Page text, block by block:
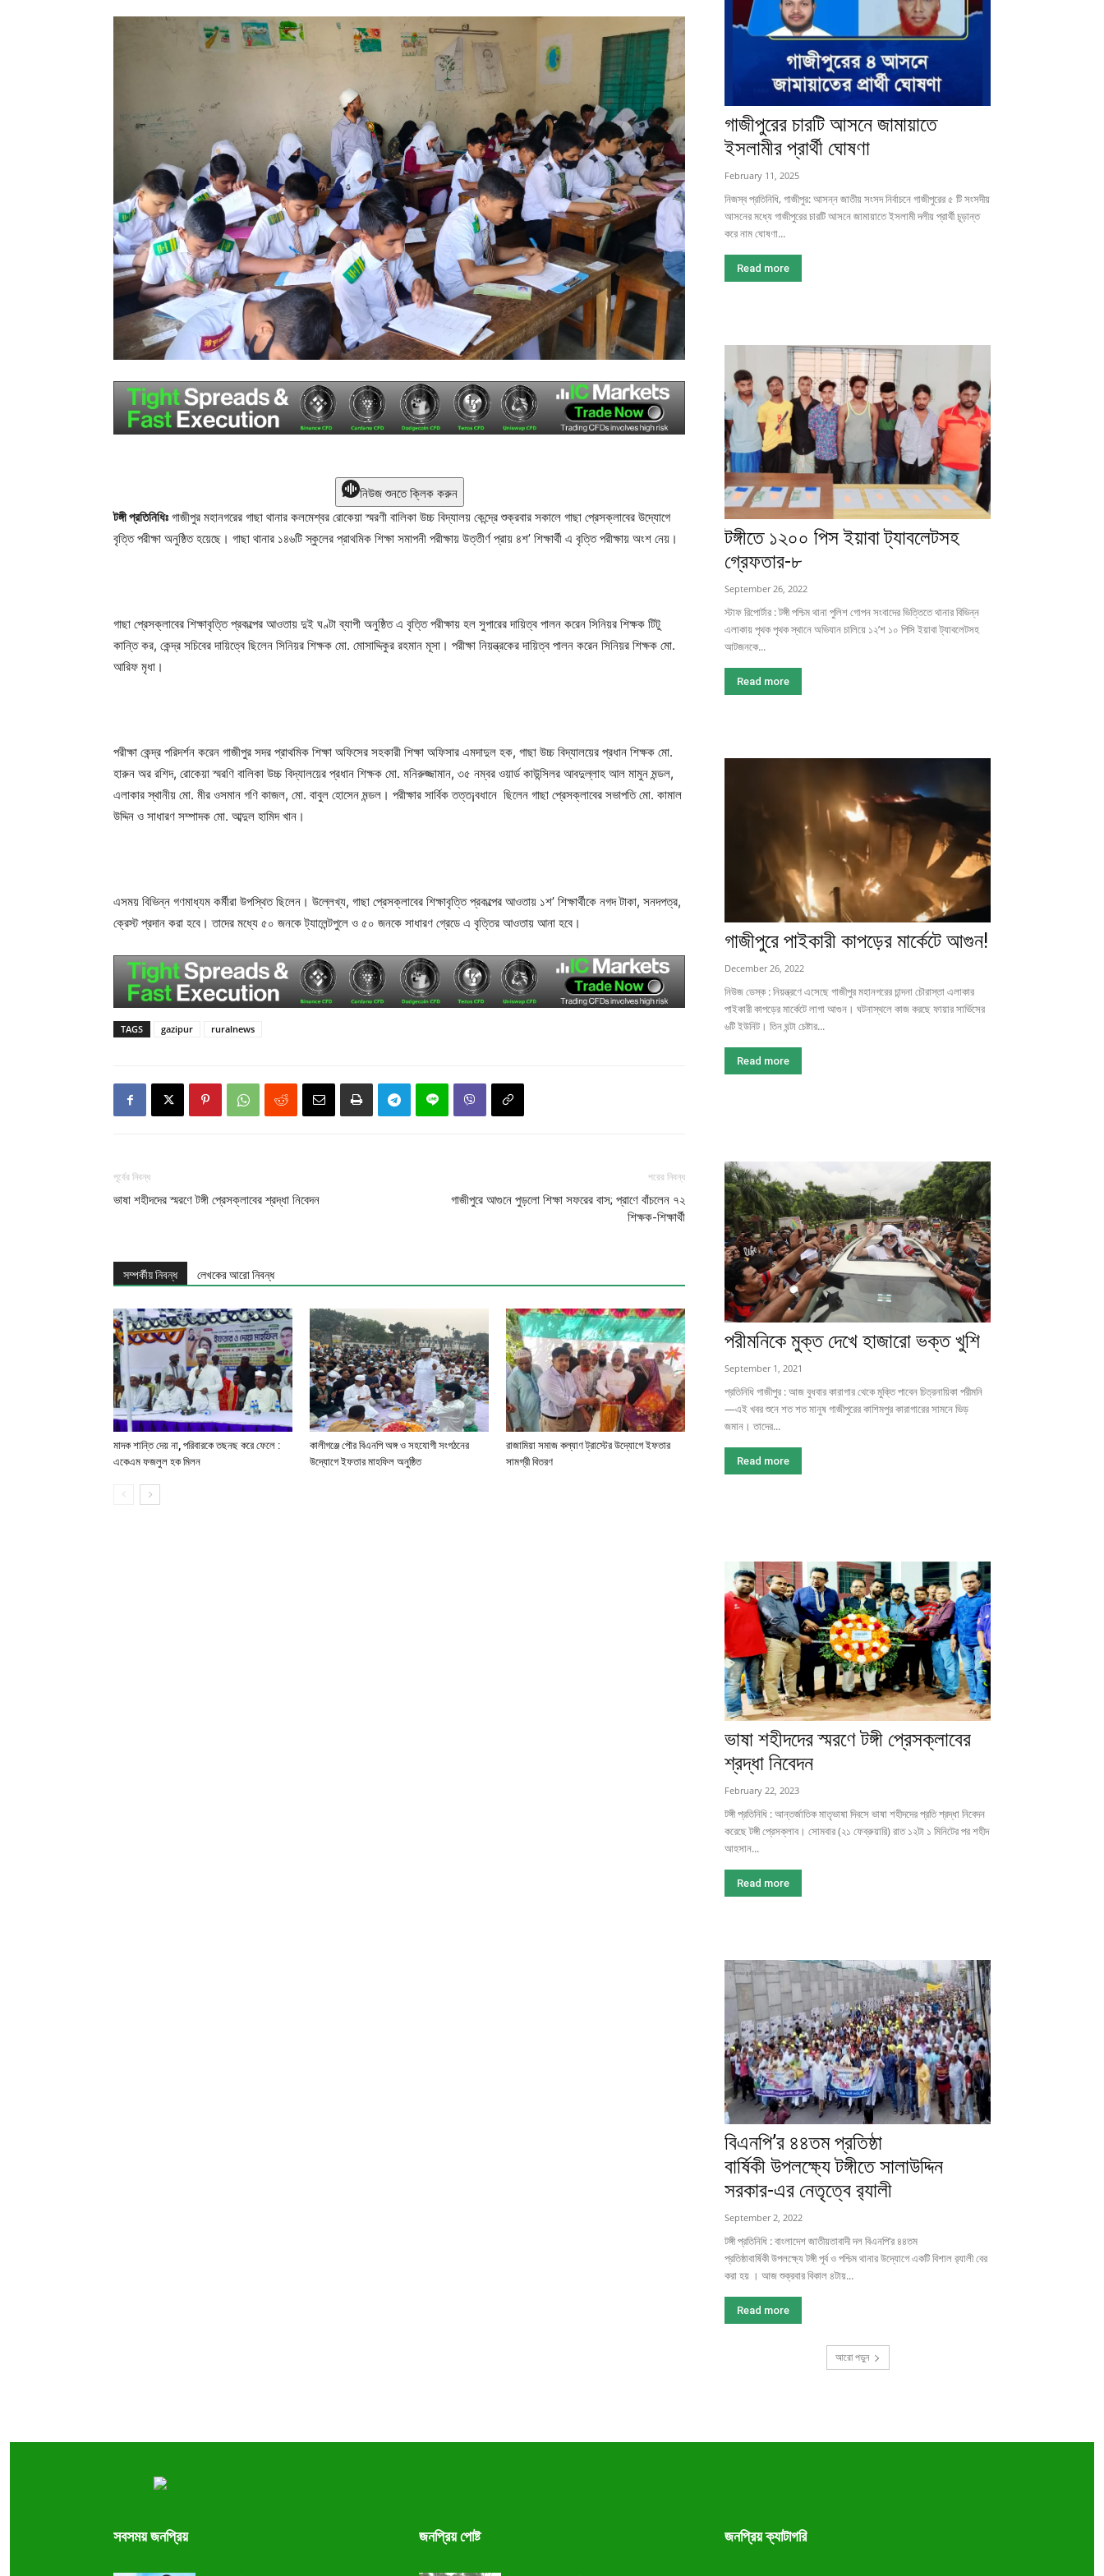
নিউজ শুনতে ক্লিক করুন
টঙ্গী প্রতিনিধিঃ গাজীপুর মহানগরের গাছা থানার কলমেশ্বর রোকেয়া স্মরণী বালিকা উচ্চ বিদ্যালয় কেন্দ্রে শুক্রবার সকালে গাছা প্রেসক্লাবের উদ্যোগে
বৃত্তি পরীক্ষা অনুষ্ঠিত হয়েছে। গাছা থানার ১৪৬টি স্কুলের প্রাথমিক শিক্ষা সমাপনী পরীক্ষায় উত্তীর্ণ প্রায় ৪শ’ শিক্ষার্থী এ বৃত্তি পরীক্ষায় অংশ নেয়।
গাছা প্রেসক্লাবের শিক্ষাবৃত্তি প্রকল্পের আওতায় দুই ঘণ্টা ব্যাপী অনুষ্ঠিত এ বৃত্তি পরীক্ষায় হল সুপারের দায়িত্ব পালন করেন সিনিয়র শিক্ষক টিটু
কান্তি কর, কেন্দ্র সচিবের দায়িত্বে ছিলেন সিনিয়র শিক্ষক মো. মোসাদ্দিকুর রহমান মূসা। পরীক্ষা নিয়ন্ত্রকের দায়িত্ব পালন করেন সিনিয়র শিক্ষক মো.
আরিফ মৃধা।
পরীক্ষা কেন্দ্র পরিদর্শন করেন গাজীপুর সদর প্রাথমিক শিক্ষা অফিসের সহকারী শিক্ষা অফিসার এমদাদুল হক, গাছা উচ্চ বিদ্যালয়ের প্রধান শিক্ষক মো.
হারুন অর রশিদ, রোকেয়া স্মরণি বালিকা উচ্চ বিদ্যালয়ের প্রধান শিক্ষক মো. মনিরুজ্জামান, ৩৫ নম্বর ওয়ার্ড কাউন্সিলর আবদুল্লাহ আল মামুন মন্ডল,
এলাকার স্থানীয় মো. মীর ওসমান গণি কাজল, মো. বাবুল হোসেন মন্ডল। পরীক্ষার সার্বিক তত্ত¡বধানে ছিলেন গাছা প্রেসক্লাবের সভাপতি মো. কামাল
উদ্দিন ও সাধারণ সম্পাদক মো. আব্দুল হামিদ খান।
এসময় বিভিন্ন গণমাধ্যম কর্মীরা উপস্থিত ছিলেন। উল্লেখ্য, গাছা প্রেসক্লাবের শিক্ষাবৃত্তি প্রকল্পের আওতায় ১শ’ শিক্ষার্থীকে নগদ টাকা, সনদপত্র,
ক্রেস্ট প্রদান করা হবে। তাদের মধ্যে ৫০ জনকে ট্যালেন্টপুলে ও ৫০ জনকে সাধারণ গ্রেডে এ বৃত্তির আওতায় আনা হবে।
TAGS gazipur ruralnews
পূর্বের নিবন্ধ
ভাষা শহীদদের স্মরণে টঙ্গী প্রেসক্লাবের শ্রদ্ধা নিবেদন
পরের নিবন্ধ
গাজীপুরে আগুনে পুড়লো শিক্ষা সফরের বাস; প্রাণে বাঁচলেন ৭২
শিক্ষক-শিক্ষার্থী
সম্পর্কীয় নিবন্ধ লেখকের আরো নিবন্ধ
মাদক শান্তি দেয় না, পরিবারকে তছনছ করে ফেলে :
একেএম ফজলুল হক মিলন
কালীগঞ্জে পৌর বিএনপি অঙ্গ ও সহযোগী সংগঠনের
উদ্যোগে ইফতার মাহফিল অনুষ্ঠিত
রাজামিয়া সমাজ কল্যাণ ট্রাস্টের উদ্যোগে ইফতার
সামগ্রী বিতরণ
গাজীপুরের চারটি আসনে জামায়াতে
ইসলামীর প্রার্থী ঘোষণা
February 11, 2025
নিজস্ব প্রতিনিধি, গাজীপুর: আসন্ন জাতীয় সংসদ নির্বাচনে গাজীপুরের ৫ টি সংসদীয়
আসনের মধ্যে গাজীপুরের চারটি আসনে জামায়াতে ইসলামী দলীয় প্রার্থী চূড়ান্ত
করে নাম ঘোষণা...
Read more
টঙ্গীতে ১২০০ পিস ইয়াবা ট্যাবলেটসহ
গ্রেফতার-৮
September 26, 2022
স্টাফ রিপোর্টার : টঙ্গী পশ্চিম থানা পুলিশ গোপন সংবাদের ভিত্তিতে থানার বিভিন্ন
এলাকায় পৃথক পৃথক স্থানে অভিযান চালিয়ে ১২’শ ১০ পিসি ইয়াবা ট্যাবলেটসহ
আটজনকে...
Read more
গাজীপুরে পাইকারী কাপড়ের মার্কেটে আগুন!
December 26, 2022
নিউজ ডেস্ক : নিয়ন্ত্রণে এসেছে গাজীপুর মহানগরের চান্দনা চৌরাস্তা এলাকার
পাইকারী কাপড়ের মার্কেটে লাগা আগুন। ঘটনাস্থলে কাজ করছে ফায়ার সার্ভিসের
৬টি ইউনিট। তিন ঘন্টা চেষ্টার...
Read more
পরীমনিকে মুক্ত দেখে হাজারো ভক্ত খুশি
September 1, 2021
প্রতিনিধি গাজীপুর : আজ বুধবার কারাগার থেকে মুক্তি পাবেন চিত্রনায়িকা পরীমনি
—এই খবর শুনে শত শত মানুষ গাজীপুরের কাশিমপুর কারাগারের সামনে ভিড়
জমান। তাদের...
Read more
ভাষা শহীদদের স্মরণে টঙ্গী প্রেসক্লাবের
শ্রদ্ধা নিবেদন
February 22, 2023
টঙ্গী প্রতিনিধি : আন্তর্জাতিক মাতৃভাষা দিবসে ভাষা শহীদদের প্রতি শ্রদ্ধা নিবেদন
করেছে টঙ্গী প্রেসক্লাব। সোমবার (২১ ফেব্রুয়ারি) রাত ১২টা ১ মিনিটের পর শহীদ
আহসান...
Read more
বিএনপি’র ৪৪তম প্রতিষ্ঠা
বার্ষিকী উপলক্ষ্যে টঙ্গীতে সালাউদ্দিন
সরকার-এর নেতৃত্বে র‌্যালী
September 2, 2022
টঙ্গী প্রতিনিধি : বাংলাদেশ জাতীয়তাবাদী দল বিএনপি’র ৪৪তম
প্রতিষ্ঠাবার্ষিকী উপলক্ষ্যে টঙ্গী পূর্ব ও পশ্চিম থানার উদ্যোগে একটি বিশাল র‌্যালী বের
করা হয় । আজ শুক্রবার বিকাল ৪টায়...
Read more
আরো পড়ুন
সবসময় জনপ্রিয় জনপ্রিয় পোষ্ট জনপ্রিয় ক্যাটাগরি